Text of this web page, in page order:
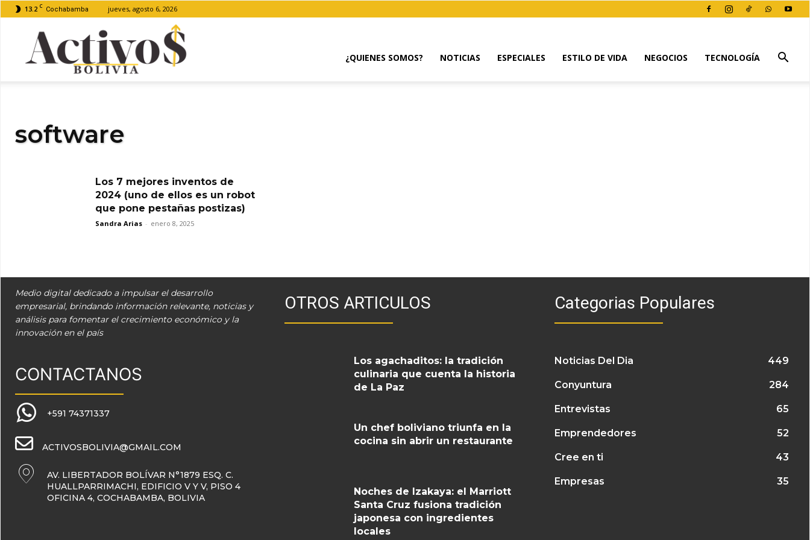
13.2 C Cochabamba jueves, agosto 6, 2026
¿QUIENES SOMOS? NOTICIAS ESPECIALES ESTILO DE VIDA NEGOCIOS TECNOLOGÍA
software
Los 7 mejores inventos de
2024 (uno de ellos es un robot
que pone pestañas postizas)
Sandra Arias - enero 8, 2025
Medio digital dedicado a impulsar el desarrollo
empresarial, brindando información relevante, noticias y
análisis para fomentar el crecimiento económico y la
innovación en el país
CONTACTANOS
+591 74371337
ACTIVOSBOLIVIA@GMAIL.COM
AV. LIBERTADOR BOLÍVAR N°1879 ESQ. C.
HUALLPARRIMACHI, EDIFICIO V Y V, PISO 4
OFICINA 4, COCHABAMBA, BOLIVIA
OTROS ARTICULOS
Los agachaditos: la tradición
culinaria que cuenta la historia
de La Paz
Un chef boliviano triunfa en la
cocina sin abrir un restaurante
Noches de Izakaya: el Marriott
Santa Cruz fusiona tradición
japonesa con ingredientes
locales
Categorias Populares
Noticias Del Dia 449
Conyuntura 284
Entrevistas 65
Emprendedores 52
Cree en ti 43
Empresas 35